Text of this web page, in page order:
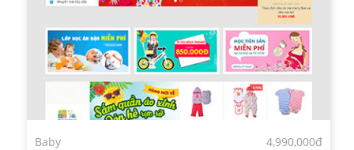
Baby 4,990,000đ